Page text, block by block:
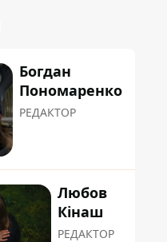
Богдан
Пономаренко
РЕДАКТОР
Любов
Кінаш
РЕДАКТОР